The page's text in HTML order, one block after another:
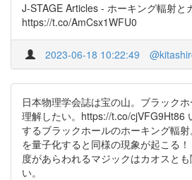
J-STAGE Articles - ホーキング輻射と
https://t.co/AmCsx1WFU0
2023-06-18 10:22:49
日本物理学会誌は宝の山。ブラック
理解したい。https://t.co/cjVFG9Ht86
するブラックホールのホーキング輻
を量子化すると同様の現象が起こる
度があらわれるマジックはカオスと
い。